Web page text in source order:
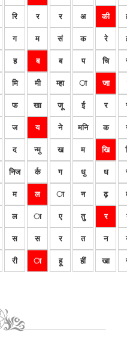
रि र र अ की
ग म सं क रे
ह ब ब प चि
मि मी म्हा ा जा
फ खा जू ई र
ज य ने मनि क
द न्मु ख म खि
निज र्क ग धु ध
म ल ा न ढ़
ल ा ए तु र
स स र त न
री ा हू हीं खा